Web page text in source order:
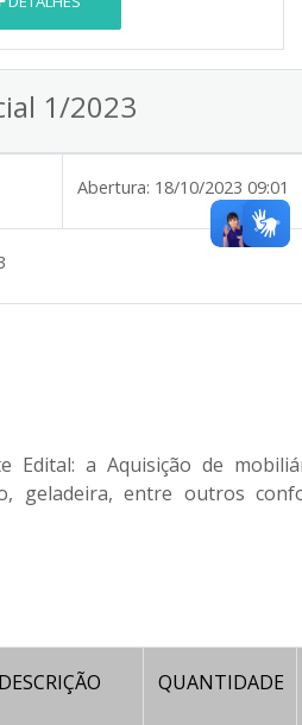
1/2023
Abertura: 18/10/2023 09:01
Edital: a Aquisição de
geladeira, entre outros
DESCRIÇÃO QUANTIDADE